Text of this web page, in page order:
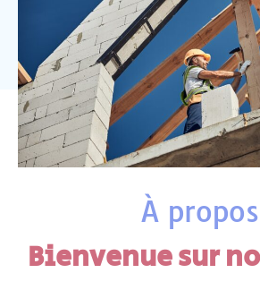
À propos
Bienvenue sur